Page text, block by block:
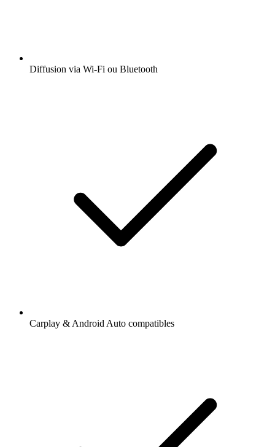
Diffusion via Wi-Fi ou Bluetooth
Carplay & Android Auto compatibles